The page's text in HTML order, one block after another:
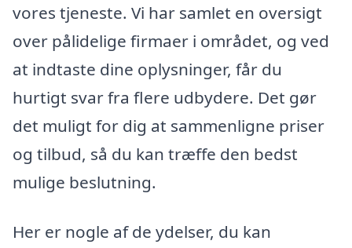
vores tjeneste. Vi har samlet en oversigt
over pålidelige firmaer i området, og ved
at indtaste dine oplysninger, får du
hurtigt svar fra flere udbydere. Det gør
det muligt for dig at sammenligne priser
og tilbud, så du kan træffe den bedst
mulige beslutning.
Her er nogle af de ydelser, du kan